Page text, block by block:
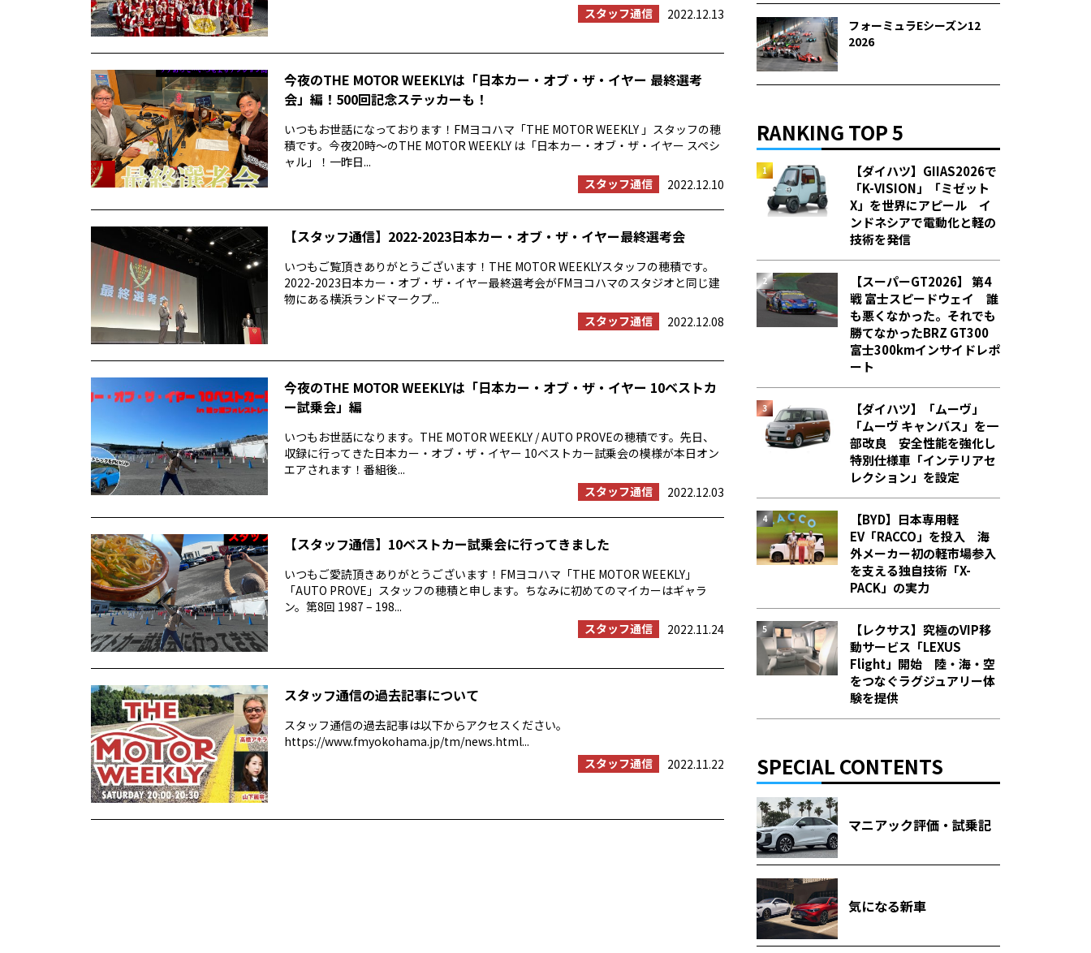
スタッフ通信
2022.12.13
今夜のTHE MOTOR WEEKLYは「日本カー・オブ・ザ・イヤー 最終選考
会」編！500回記念ステッカーも！
いつもお世話になっております！FMヨコハマ「THE MOTOR WEEKLY 」スタッフの穂
積です。今夜20時〜のTHE MOTOR WEEKLY は「日本カー・オブ・ザ・イヤー スペシ
ャル」！一昨日...
スタッフ通信
2022.12.10
【スタッフ通信】2022-2023日本カー・オブ・ザ・イヤー最終選考会
いつもご覧頂きありがとうございます！THE MOTOR WEEKLYスタッフの穂積です。
2022-2023日本カー・オブ・ザ・イヤー最終選考会がFMヨコハマのスタジオと同じ建
物にある横浜ランドマークプ...
スタッフ通信
2022.12.08
今夜のTHE MOTOR WEEKLYは「日本カー・オブ・ザ・イヤー 10ベストカ
ー試乗会」編
いつもお世話になります。THE MOTOR WEEKLY / AUTO PROVEの穂積です。先日、
収録に行ってきた日本カー・オブ・ザ・イヤー 10ベストカー試乗会の模様が本日オン
エアされます！番組後...
スタッフ通信
2022.12.03
【スタッフ通信】10ベストカー試乗会に行ってきました
いつもご愛読頂きありがとうございます！FMヨコハマ「THE MOTOR WEEKLY」
「AUTO PROVE」スタッフの穂積と申します。ちなみに初めてのマイカーはギャラ
ン。第8回 1987 – 198...
スタッフ通信
2022.11.24
スタッフ通信の過去記事について
スタッフ通信の過去記事は以下からアクセスください。
https://www.fmyokohama.jp/tm/news.html...
スタッフ通信
2022.11.22
フォーミュラEシーズン12
2026
RANKING TOP 5
【ダイハツ】GIIAS2026で
「K-VISION」「ミゼット
X」を世界にアピール イ
ンドネシアで電動化と軽の
技術を発信
【スーパーGT2026】 第4
戦 富士スピードウェイ 誰
も悪くなかった。それでも
勝てなかった――BRZ GT300
富士300kmインサイドレポ
ート
【ダイハツ】「ムーヴ」
「ムーヴ キャンバス」を一
部改良 安全性能を強化し
特別仕様車「インテリアセ
レクション」を設定
【BYD】日本専用軽
EV「RACCO」を投入 海
外メーカー初の軽市場参入
を支える独自技術「X-
PACK」の実力
【レクサス】究極のVIP移
動サービス「LEXUS
Flight」開始 陸・海・空
をつなぐラグジュアリー体
験を提供
SPECIAL CONTENTS
マニアック評価・試乗記
気になる新車